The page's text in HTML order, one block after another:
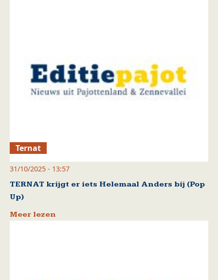
Ternat
31/10/2025 - 13:57
TERNAT krijgt er iets Helemaal Anders bij (Pop
Up)
Meer lezen